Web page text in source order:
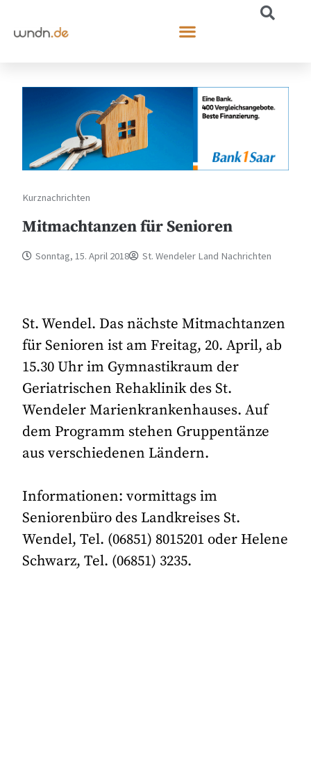
Kurznachrichten
Mitmachtanzen für Senioren
Sonntag, 15. April 2018 St. Wendeler Land Nachrichten
St. Wendel. Das nächste Mitmachtanzen
für Senioren ist am Freitag, 20. April, ab
15.30 Uhr im Gymnastikraum der
Geriatrischen Rehaklinik des St.
Wendeler Marienkrankenhauses. Auf
dem Programm stehen Gruppentänze
aus verschiedenen Ländern.
Informationen: vormittags im
Seniorenbüro des Landkreises St.
Wendel, Tel. (06851) 8015201 oder Helene
Schwarz, Tel. (06851) 3235.